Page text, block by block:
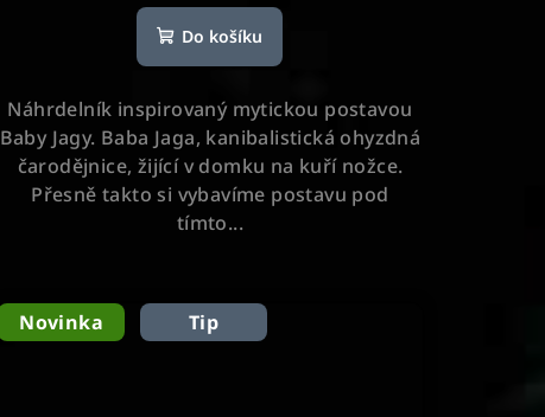
hodnocení
produktu
je
5,0
z
5
hvězdiček.
Do košíku
Náhrdelník inspirovaný mytickou postavou
Baby Jagy. Baba Jaga, kanibalistická ohyzdná
čarodějnice, žijící v domku na kuří nožce.
Přesně takto si vybavíme postavu pod
tímto...
Novinka Tip